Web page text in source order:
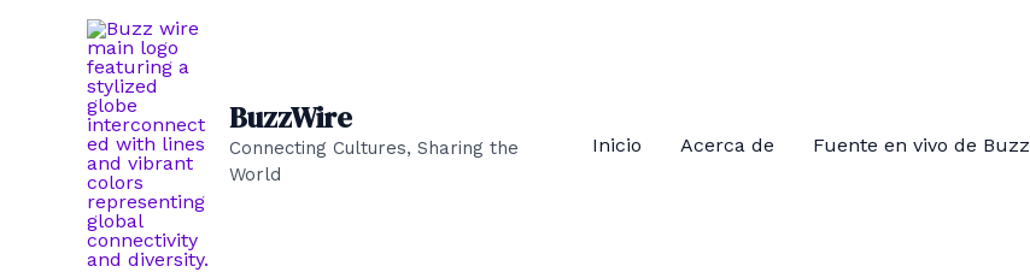
contenido
BuzzWire
Connecting Cultures, Sharing the
World
Inicio Acerca de Fuente en vivo de Buzz